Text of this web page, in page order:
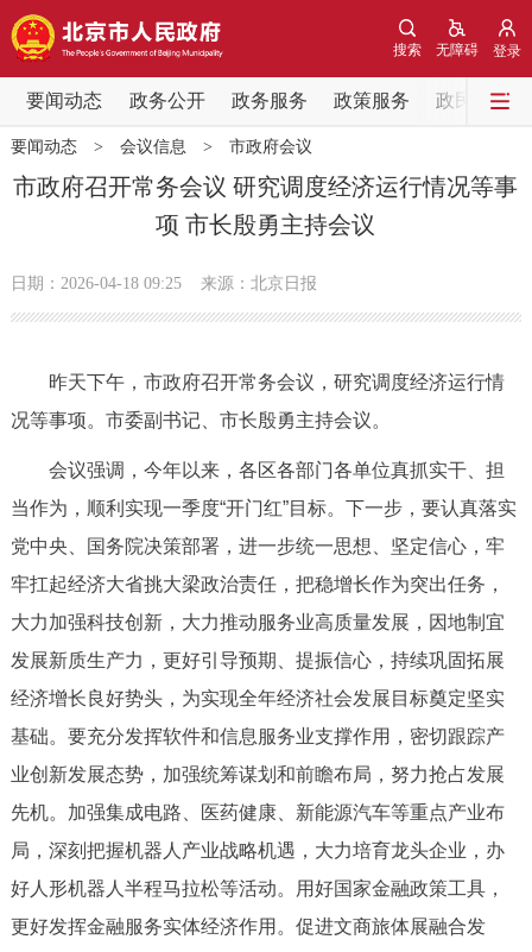
登录
无障碍
搜索
要闻动态 政务公开 政务服务 政策服务 政民互动
要闻动态
党中央精神 国务院信息
会议信息
市领导 机构职能
专题公开
政务服务
中介服务 阳光政务
政民互动
要闻动态> 会议信息 > 市政府会议
市政府召开常务会议 研究调度经济运行情况等事
项 市长殷勇主持会议
日期：2026-04-18 09:25 来源：北京日报
昨天下午，市政府召开常务会议，研究调度经济运行情
况等事项。市委副书记、市长殷勇主持会议。
会议强调，今年以来，各区各部门各单位真抓实干、担
当作为，顺利实现一季度“开门红”目标。下一步，要认真落实
党中央、国务院决策部署，进一步统一思想、坚定信心，牢
牢扛起经济大省挑大梁政治责任，把稳增长作为突出任务，
大力加强科技创新，大力推动服务业高质量发展，因地制宜
发展新质生产力，更好引导预期、提振信心，持续巩固拓展
经济增长良好势头，为实现全年经济社会发展目标奠定坚实
基础。要充分发挥软件和信息服务业支撑作用，密切跟踪产
业创新发展态势，加强统筹谋划和前瞻布局，努力抢占发展
先机。加强集成电路、医药健康、新能源汽车等重点产业布
局，深刻把握机器人产业战略机遇，大力培育龙头企业，办
好人形机器人半程马拉松等活动。用好国家金融政策工具，
更好发挥金融服务实体经济作用。促进文商旅体展融合发